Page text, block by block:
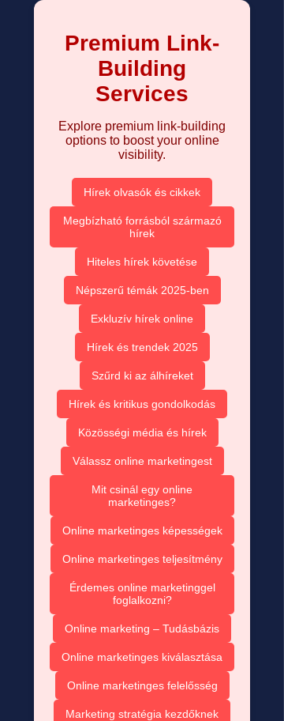
Premium Link-
Building
Services
Explore premium link-building
options to boost your online
visibility.
Hírek olvasók és cikkek
Megbízható forrásból származó
hírek
Hiteles hírek követése
Népszerű témák 2025-ben
Exkluzív hírek online
Hírek és trendek 2025
Szűrd ki az álhíreket
Hírek és kritikus gondolkodás
Közösségi média és hírek
Válassz online marketingest
Mit csinál egy online
marketinges?
Online marketinges képességek
Online marketinges teljesítmény
Érdemes online marketinggel
foglalkozni?
Online marketing – Tudásbázis
Online marketinges kiválasztása
Online marketinges felelősség
Marketing stratégia kezdőknek